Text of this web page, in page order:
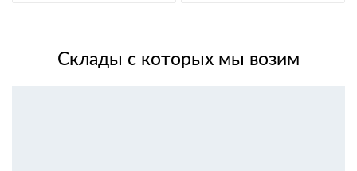
Склады с которых мы возим